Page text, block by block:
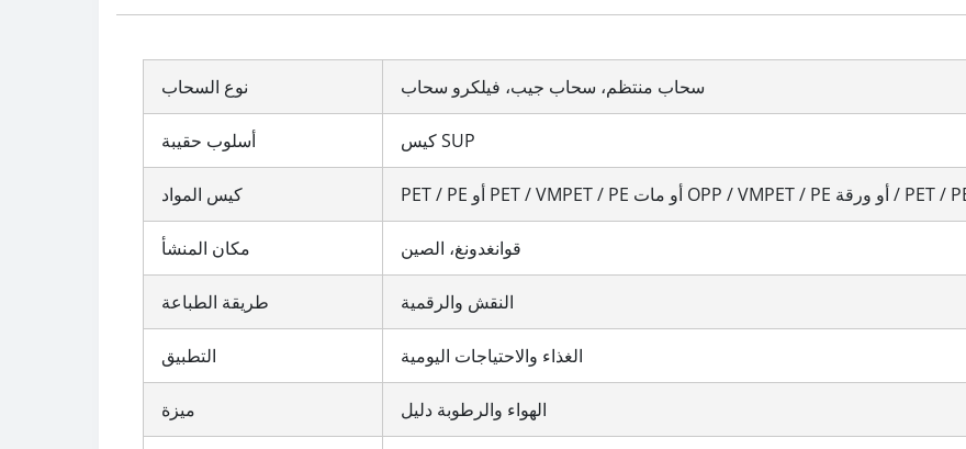
نوع السحاب سحاب منتظم، سحاب جيب، فيلكرو سحاب
أسلوب حقيبة كيس SUP
كيس المواد
مكان المنشأ قوانغدونغ، الصين
طريقة الطباعة النقش والرقمية
التطبيق الغذاء والاحتياجات اليومية
ميزة الهواء والرطوبة دليل